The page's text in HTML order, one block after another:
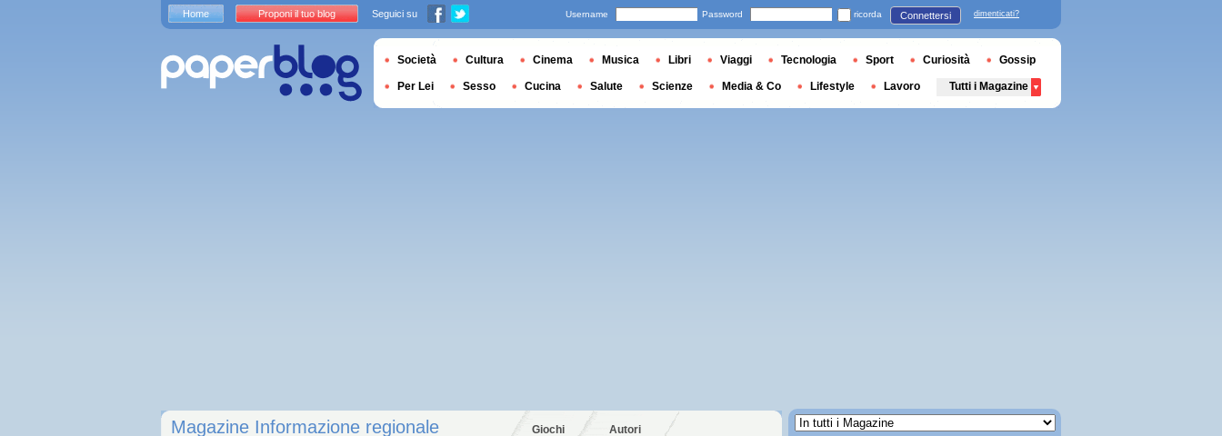
Magazine Informazione regionale Giochi Autori
Home Proponi il tuo blog Seguici su Username Password ricorda Connettersi dimenticati?
Società Cultura Cinema Musica Libri Viaggi Tecnologia Sport Curiosità Gossip
Per Lei Sesso Cucina Salute Scienze Media & Co Lifestyle Lavoro Tutti i Magazine